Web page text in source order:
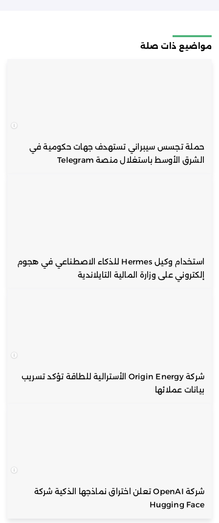
مواضيع ذات صلة
حملة تجسس سيبراني تستهدف جهات حكومية في
الشرق الأوسط باستغلال منصة Telegram
استخدام وكيل Hermes للذكاء الاصطناعي في هجوم
إلكتروني على وزارة المالية التايلاندية
شركة Origin Energy الأسترالية للطاقة تؤكد تسريب
بيانات عملائها
شركة OpenAI تعلن اختراق نماذجها الذكية شركة
Hugging Face